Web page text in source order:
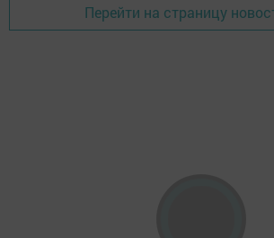
Перейти на страницу